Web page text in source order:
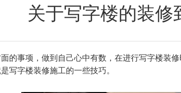
关于写字楼的装
的事项，做到自己心中有数，在进行写字楼装
写字楼装修施工的一些技巧。